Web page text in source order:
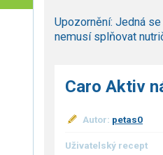
Upozornění: Jedná
nemusí splňovat
Caro Aktiv
Autor: petas0
Uživatelský recept